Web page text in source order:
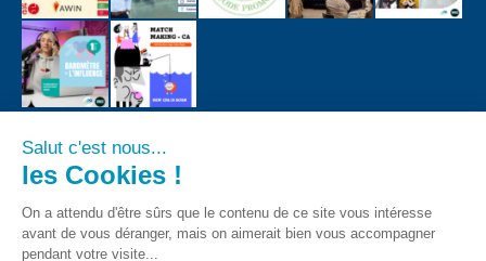
Salut c'est nous...
les Cookies !
On a attendu d'être sûrs que le contenu de ce site vous intéresse
avant de vous déranger, mais on aimerait bien vous accompagner
pendant votre visite...